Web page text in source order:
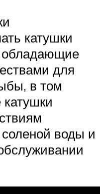
катушки
обладающие
для
в том
воды и